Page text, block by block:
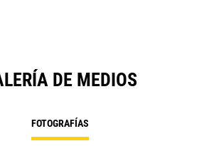
DE MEDIOS
FOTOGRAFÍAS